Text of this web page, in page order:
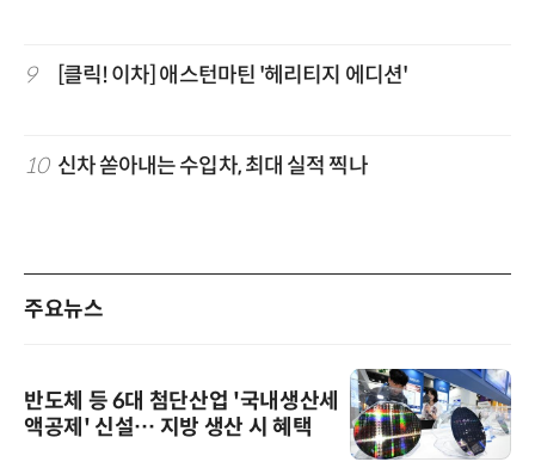
9 [클릭! 이차] 애스턴마틴 '헤리티지 에디션'
10 신차 쏟아내는 수입차, 최대 실적 찍나
주요뉴스
반도체 등 6대 첨단산업 '국내생산세
액공제' 신설… 지방 생산 시 혜택